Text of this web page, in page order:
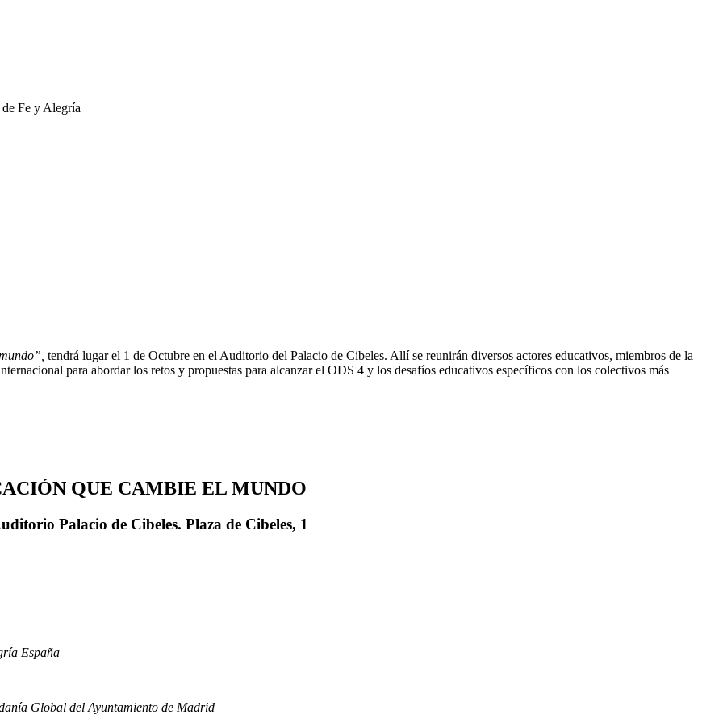
tendrá lugar el 1 de Octubre en el Auditorio del Palacio de Cibeles. Allí se reunirán diversos actores educativos, miembros de la
para abordar los retos y propuestas para alcanzar el ODS 4 y los desafíos educativos específicos con los colectivos más
QUE CAMBIE EL MUNDO
Palacio de Cibeles. Plaza de Cibeles, 1
España
Global del Ayuntamiento de Madrid